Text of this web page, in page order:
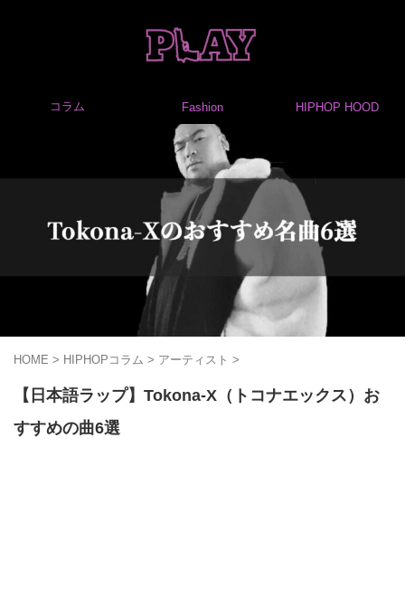
コラム Fashion HIPHOP HOOD
HOME > HIPHOPコラム > アーティスト >
【日本語ラップ】Tokona-X（トコナエックス）お
すすめの曲6選